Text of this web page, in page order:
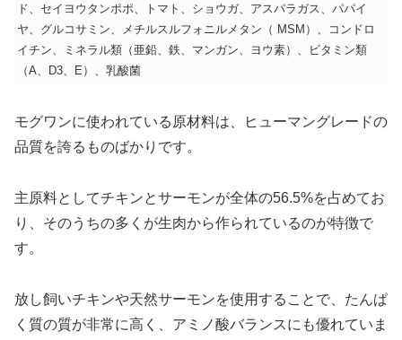
ド、セイヨウタンポポ、トマト、ショウガ、アスパラガス、パパイ
ヤ、グルコサミン、メチルスルフォニルメタン（ MSM）、コンドロ
イチン、ミネラル類（亜鉛、鉄、マンガン、ヨウ素）、ビタミン類
（A、D3、E）、乳酸菌
モグワンに使われている原材料は、ヒューマングレードの
品質を誇るものばかりです。
主原料としてチキンとサーモンが全体の56.5%を占めてお
り、そのうちの多くが生肉から作られているのが特徴で
す。
放し飼いチキンや天然サーモンを使用することで、たんぱ
く質の質が非常に高く、アミノ酸バランスにも優れていま